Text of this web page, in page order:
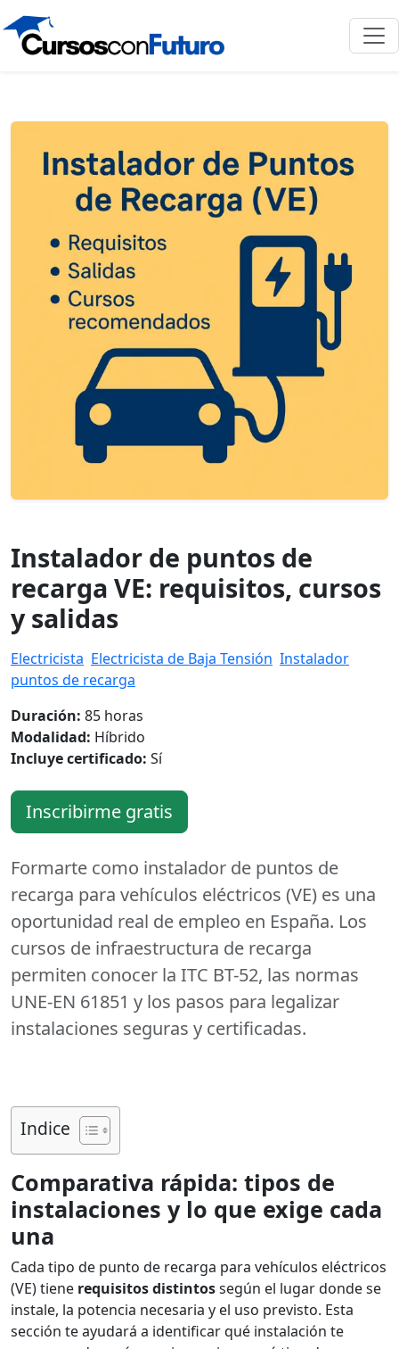
Instalador de puntos de
recarga VE: requisitos, cursos
y salidas
Electricista Electricista de Baja Tensión Instalador
puntos de recarga
Duración: 85 horas
Modalidad: Híbrido
Incluye certificado: Sí
Inscribirme gratis
Formarte como instalador de puntos de
recarga para vehículos eléctricos (VE) es una
oportunidad real de empleo en España. Los
cursos de infraestructura de recarga
permiten conocer la ITC BT-52, las normas
UNE-EN 61851 y los pasos para legalizar
instalaciones seguras y certificadas.
Indice
Comparativa rápida: tipos de
instalaciones y lo que exige cada
una
Cada tipo de punto de recarga para vehículos eléctricos
(VE) tiene requisitos distintossegún el lugar donde se
instale, la potencia necesaria y el uso previsto. Esta
sección te ayudará a identificar qué instalación te